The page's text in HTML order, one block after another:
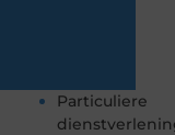
Particuliere